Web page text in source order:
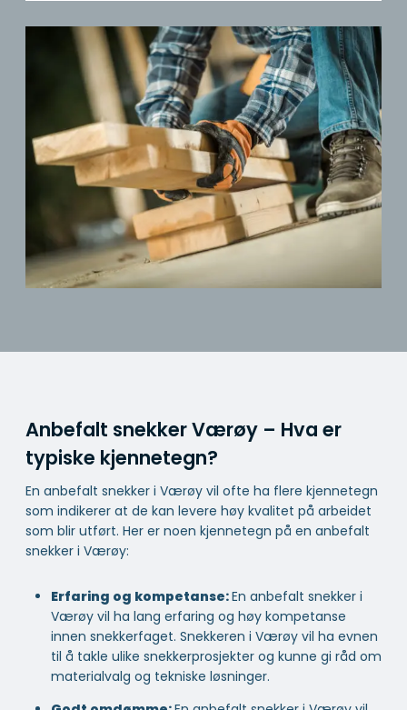
Anbefalt snekker Værøy – Hva er
typiske kjennetegn?
En anbefalt snekker i Værøy vil ofte ha flere kjennetegn
som indikerer at de kan levere høy kvalitet på arbeidet
som blir utført. Her er noen kjennetegn på en anbefalt
snekker i Værøy:
Erfaring og kompetanse:En anbefalt snekker i
Værøy vil ha lang erfaring og høy kompetanse
innen snekkerfaget. Snekkeren i Værøy vil ha evnen
til å takle ulike snekkerprosjekter og kunne gi råd om
materialvalg og tekniske løsninger.